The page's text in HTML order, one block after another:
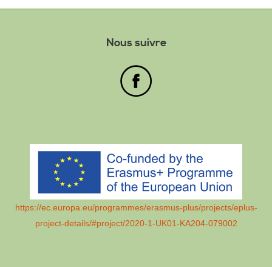
Nous suivre
https://ec.europa.eu/programmes/erasmus-plus/projects/eplus-
project-details/#project/2020-1-UK01-KA204-079002